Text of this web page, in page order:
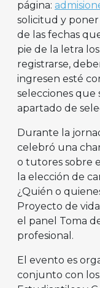
página:
solicitud y
de las fechas
pie de la letra
registrarse,
ingresen esté
selecciones que
apartado de
Durante la
celebró una
o tutores sobre
la elección de
¿Quién o
Proyecto de
el panel Toma
profesional.
El evento es
conjunto con